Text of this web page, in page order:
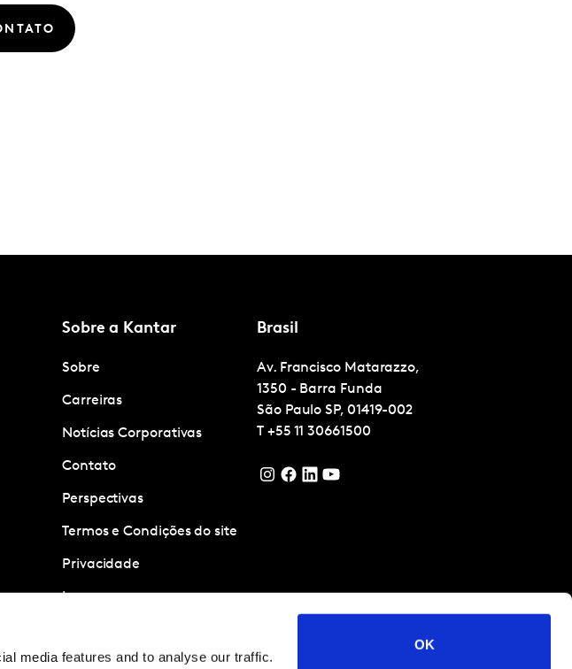
media features and to analyse our traffic.
OK
Sobre a Kantar
Sobre
Carreiras
Notícias Corporativas
Contato
Perspectivas
Termos e Condições do site
Privacidade
Imprensa
Brasil
Av. Francisco Matarazzo,
1350 - Barra Funda
São Paulo SP, 01419-002
T +55 11 30661500